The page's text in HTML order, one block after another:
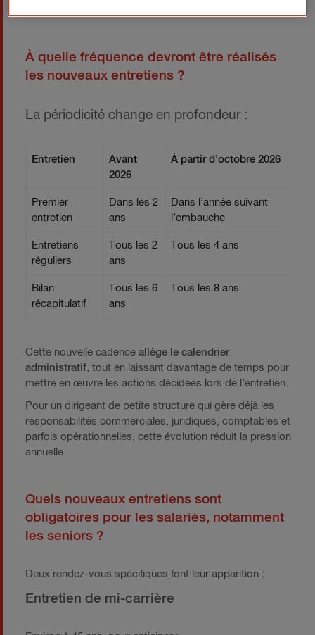
À quelle fréquence devront être réalisés
les nouveaux entretiens ?
La périodicité change en profondeur :
Entretien
Avant
2026
À partir d’octobre 2026
Premier
entretien
Dans les 2
ans
Dans l’année suivant
l’embauche
Entretiens
réguliers
Tous les 2
ans
Tous les 4 ans
Bilan
récapitulatif
Tous les 6
ans
Tous les 8 ans
Cette nouvelle cadenceallège le calendrier
administratif, tout en laissant davantage de temps pour
mettre en œuvre les actions décidées lors de l’entretien.
Pour un dirigeant de petite structure qui gère déjà les
responsabilités commerciales, juridiques, comptables et
parfois opérationnelles, cette évolution réduit la pression
annuelle.
Quels nouveaux entretiens sont
obligatoires pour les salariés, notamment
les seniors ?
Deux rendez-vous spécifiques font leur apparition :
Entretien de mi-carrière